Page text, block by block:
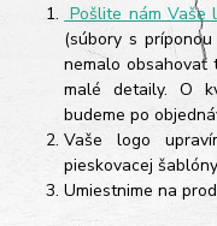
Pošlite nám Vaše
(súbory s
nemalo obsahovať
malé detaily. O
budeme po
Vaše logo
pieskovacej
Umiestnime na